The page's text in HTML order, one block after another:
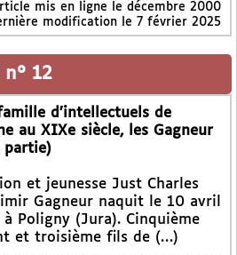
mis en ligne le décembre 2000
modification le 7 février 2025
12
d’intellectuels de
au XIXe siècle, les Gagneur
partie)
et jeunesse Just Charles
Gagneur naquit le 10 avril
à Poligny (Jura). Cinquième
et troisième fils de (…)